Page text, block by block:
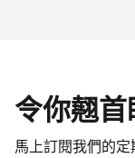
令你翹首
馬上訂閱我們的